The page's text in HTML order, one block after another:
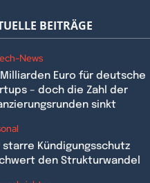
BEITRÄGE
News
Euro für deutsche
– doch die Zahl der
sinkt
starre Kündigungsschutz
den Strukturwandel